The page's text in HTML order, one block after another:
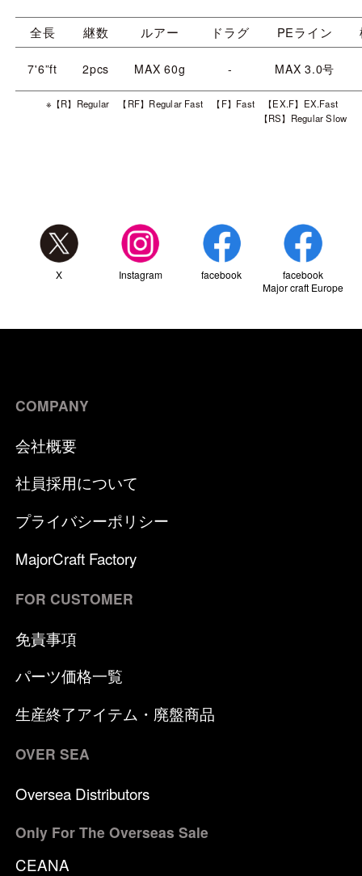
全長 継数 ルアー ドラグ PEライン
7'6”ft 2pcs MAX 60g - MAX 3.0号
※【R】Regular 【RF】Regular Fast 【F】Fast 【EX.F】EX.Fast
【RS】Regular Slow
X Instagram facebook
facebook
Major craft Europe
COMPANY
会社概要
社員採用について
プライバシーポリシー
MajorCraft Factory
FOR CUSTOMER
免責事項
パーツ価格一覧
生産終了アイテム・廃盤商品
OVER SEA
Oversea Distributors
Only For The Overseas Sale
CEANA